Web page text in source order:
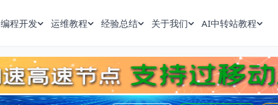
编程开发 运维教程 经验总结 关于我们 AI中转站教程